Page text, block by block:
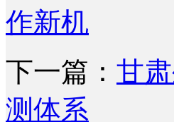
作新机
下一篇： 甘
测体系